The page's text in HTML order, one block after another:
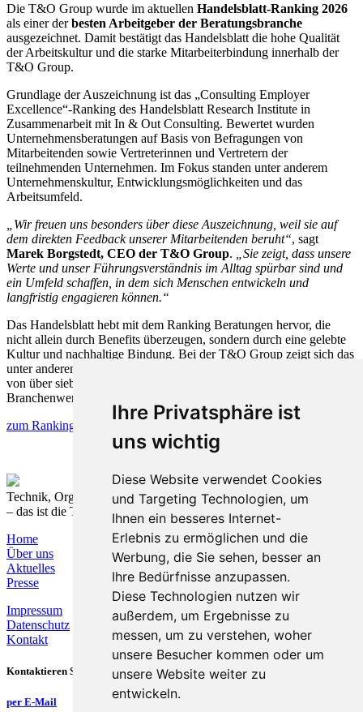
Ihre Privatsphäre ist
uns wichtig
Diese Website verwendet Cookies
und Targeting Technologien, um
Ihnen ein besseres Internet-
Erlebnis zu ermöglichen und die
Werbung, die Sie sehen, besser an
Ihre Bedürfnisse anzupassen.
Diese Technologien nutzen wir
außerdem, um Ergebnisse zu
messen, um zu verstehen, woher
unsere Besucher kommen oder um
unsere Website weiter zu
entwickeln.
Die T&O Group wurde im aktuellen Handelsblatt-Ranking 2026
als einer derbesten Arbeitgeber der Beratungsbranche
ausgezeichnet. Damit bestätigt das Handelsblatt die hohe Qualität
der Arbeitskultur und die starke Mitarbeiterbindung innerhalb der
T&O Group.
Grundlage der Auszeichnung ist das „Consulting Employer
Excellence“-Ranking des Handelsblatt Research Institute in
Zusammenarbeit mit In & Out Consulting. Bewertet wurden
Unternehmensberatungen auf Basis von Befragungen von
Mitarbeitenden sowie Vertreterinnen und Vertretern der
teilnehmenden Unternehmen. Im Fokus standen unter anderem
Unternehmenskultur, Entwicklungsmöglichkeiten und das
Arbeitsumfeld.
„Wir freuen uns besonders über diese Auszeichnung, weil sie auf
dem direkten Feedback unserer Mitarbeitenden beruht“, sagt
Marek Borgstedt, CEO der T&O Group.
„Sie zeigt, dass unsere
Werte und unser Führungsverständnis im Alltag spürbar sind und
ein Umfeld schaffen, in dem sich Menschen entwickeln und
langfristig engagieren können.“
Das Handelsblatt hebt mit dem Ranking Beratungen hervor, die
nicht allein durch Benefits überzeugen, sondern durch eine gelebte
Kultur und nachhaltige Bindung. Bei der T&O Group zeigt sich das
unter anderem in einer durchschnittlichen Mitarbeiterzugehörigkeit
von über sieben Jahren und damit in einem überdurchschnittlichen
Branchenwert.
zum Ranking
Technik, Organisation und Prozesse nachhaltig verbinden
– das ist die T&O Group.
Home
Über uns
Aktuelles
Presse
Impressum
Datenschutz
Kontakt
Kontaktieren Sie uns
per E-Mail